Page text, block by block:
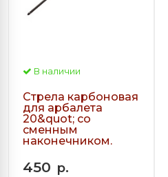
В наличии
Стрела карбоновая
для арбалета
20&quot; со
сменным
наконечником.
450 р.